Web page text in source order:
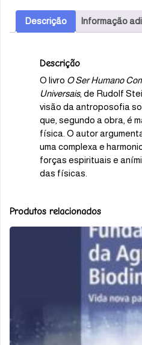
Descrição Informação
Descrição
O livro O Ser Humano
Universais, de Rudolf
visão da antroposofia
que, segundo a obra, é
física. O autor
uma complexa e
forças espirituais e
das físicas.
Produtos relacionados